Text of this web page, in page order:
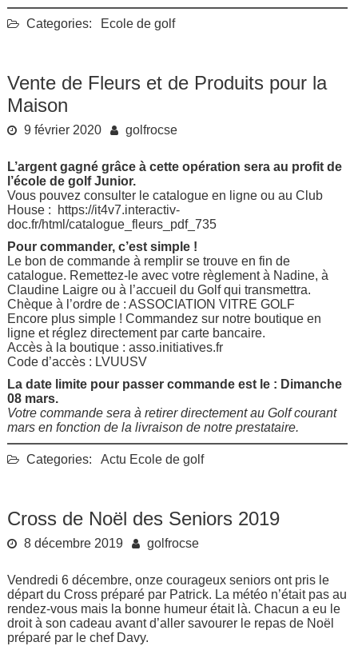
Categories: Ecole de golf
Vente de Fleurs et de Produits pour la
Maison
9 février 2020 golfrocse
L’argent gagné grâce à cette opération sera au profit de
l’école de golf Junior.
Vous pouvez consulter le catalogue en ligne ou au Club
House :
https://it4v7.interactiv-
doc.fr/html/catalogue_fleurs_pdf_735
Pour commander, c’est simple !
Le bon de commande à remplir se trouve en fin de
catalogue. Remettez-le avec votre règlement à Nadine, à
Claudine Laigre ou à l’accueil du Golf qui transmettra.
Chèque à l’ordre de : ASSOCIATION VITRE GOLF
Encore plus simple ! Commandez sur notre boutique en
ligne et réglez directement par carte bancaire.
Accès à la boutique : asso.initiatives.fr
Code d’accès : LVUUSV
La date limite pour passer commande est le : Dimanche
08 mars.
Votre commande sera à retirer directement au Golf courant
mars en fonction de la livraison de notre prestataire.
Categories: Actu Ecole de golf
Cross de Noël des Seniors 2019
8 décembre 2019 golfrocse
Vendredi 6 décembre, onze courageux seniors ont pris le
départ du Cross préparé par Patrick. La météo n’était pas au
rendez-vous mais la bonne humeur était là. Chacun a eu le
droit à son cadeau avant d’aller savourer le repas de Noël
préparé par le chef Davy.